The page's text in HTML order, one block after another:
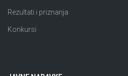
Rezultati i priznanja
Konkursi